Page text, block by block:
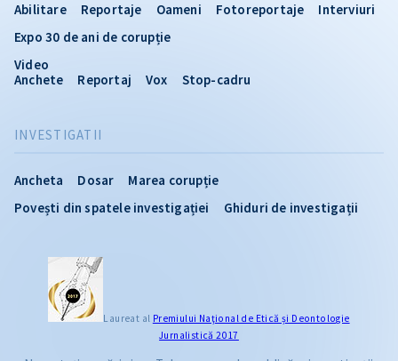
INVESTIGATII
Ancheta Dosar
Marea corupție
Povești din spatele investigației
Ghiduri de investigații
Abilitare Reportaje Oameni Fotoreportaje
Interviuri
Expo 30 de ani de corupție
Video
Anchete
Reportaj Vox Stop-cadru
Laureat al Premiului Naţional de Etică și Deontologie
Jurnalistică 2017